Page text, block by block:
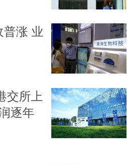
普涨 业
交所上
逐年